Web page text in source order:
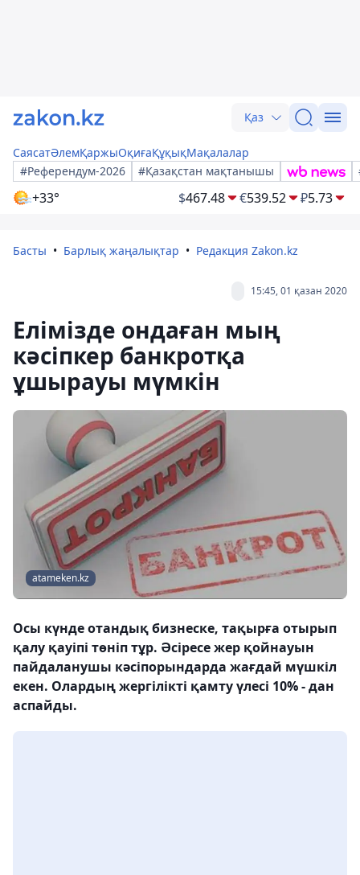
Қаз
СаясатӘлемҚаржыОқиғаҚұқықМақалалар
#Референдум-2026
#Қазақстан мақтанышы
+33° $467.48 €539.52 ₽5.73
Басты Барлық жаңалықтар Редакция Zakon.kz
15:45, 01 қазан 2020
Елімізде ондаған мың
кәсіпкер банкротқа
ұшырауы мүмкін
atameken.kz
Осы күнде отандық бизнеске, тақырға отырып
қалу қауіпі төніп тұр. Әсіресе жер қойнауын
пайдаланушы кәсіпорындарда жағдай мүшкіл
екен. Олардың жергілікті қамту үлесі 10% - дан
аспайды.